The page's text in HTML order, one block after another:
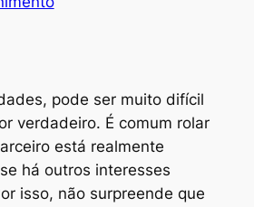
pode ser muito difícil
verdadeiro. É comum rolar
está realmente
há outros interesses
isso, não surpreende que